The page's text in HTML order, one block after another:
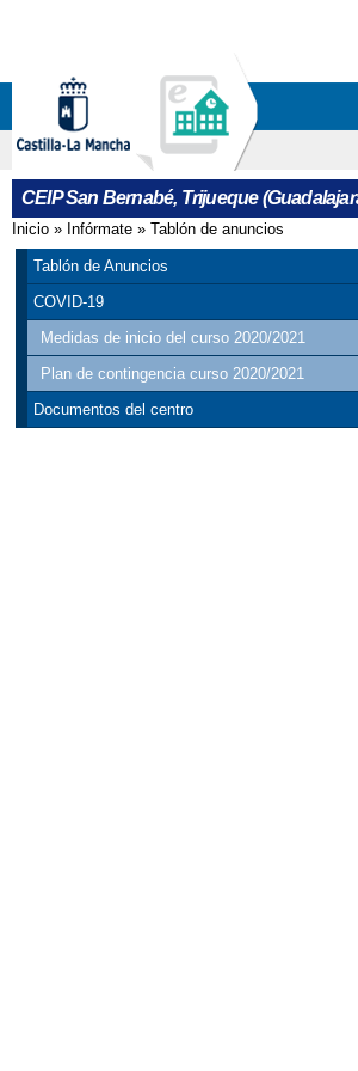
CEIP San Bernabé, Trijueque
Se encuentra usted
Inicio » Infórmate » Tablón de anuncios
Tablón de Anuncios
COVID-19
Medidas de inicio del curso 2020/2021
Plan de contingencia curso 2020/2021
Documentos del centro